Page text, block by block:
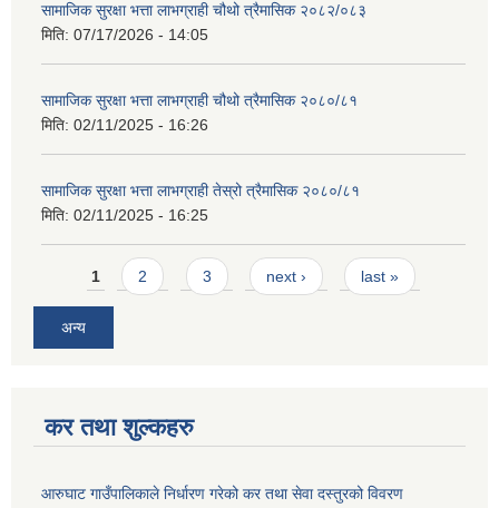
सामाजिक सुरक्षा भत्ता लाभग्राही चौथो त्रैमासिक २०८२/०८३
मिति: 07/17/2026 - 14:05
सामाजिक सुरक्षा भत्ता लाभग्राही चौथो त्रैमासिक २०८०/८१
मिति: 02/11/2025 - 16:26
सामाजिक सुरक्षा भत्ता लाभग्राही तेस्रो त्रैमासिक २०८०/८१
मिति: 02/11/2025 - 16:25
Pages
1 2 3 next › last »
अन्य
कर तथा शुल्कहरु
आरुघाट गाउँपालिकाले निर्धारण गरेको कर तथा सेवा दस्तुरको विवरण